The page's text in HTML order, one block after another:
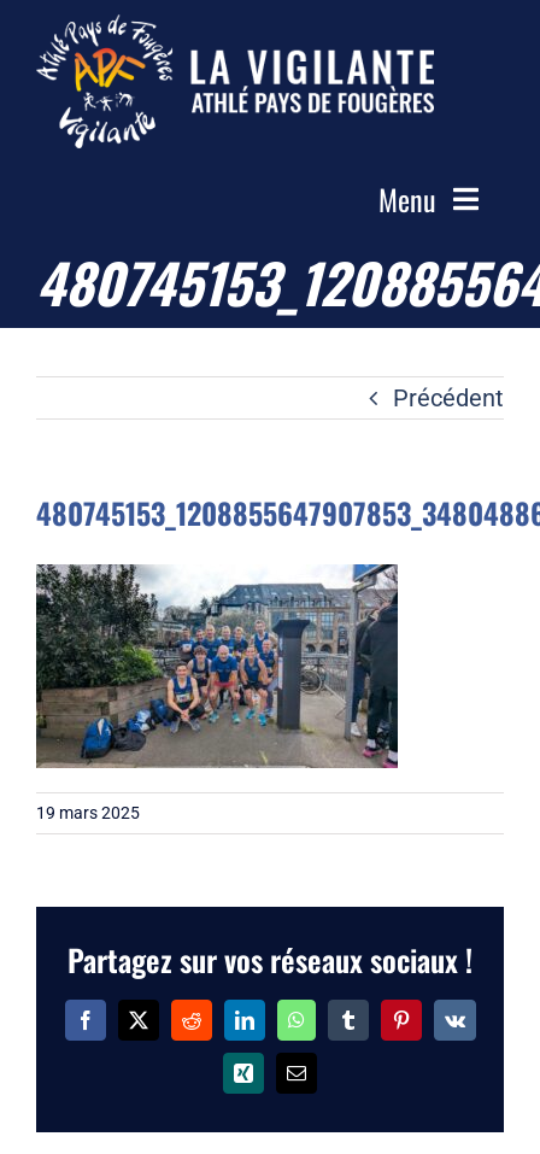
Passer
contenu
Menu
Accueil
Le Club
Photos
Contact
Précédent
19 mars 2025
Partagez sur vos réseaux sociaux !
Facebook
X RedditLinkedInWhatsAppTumblrPinterest
Vk
Xing Email